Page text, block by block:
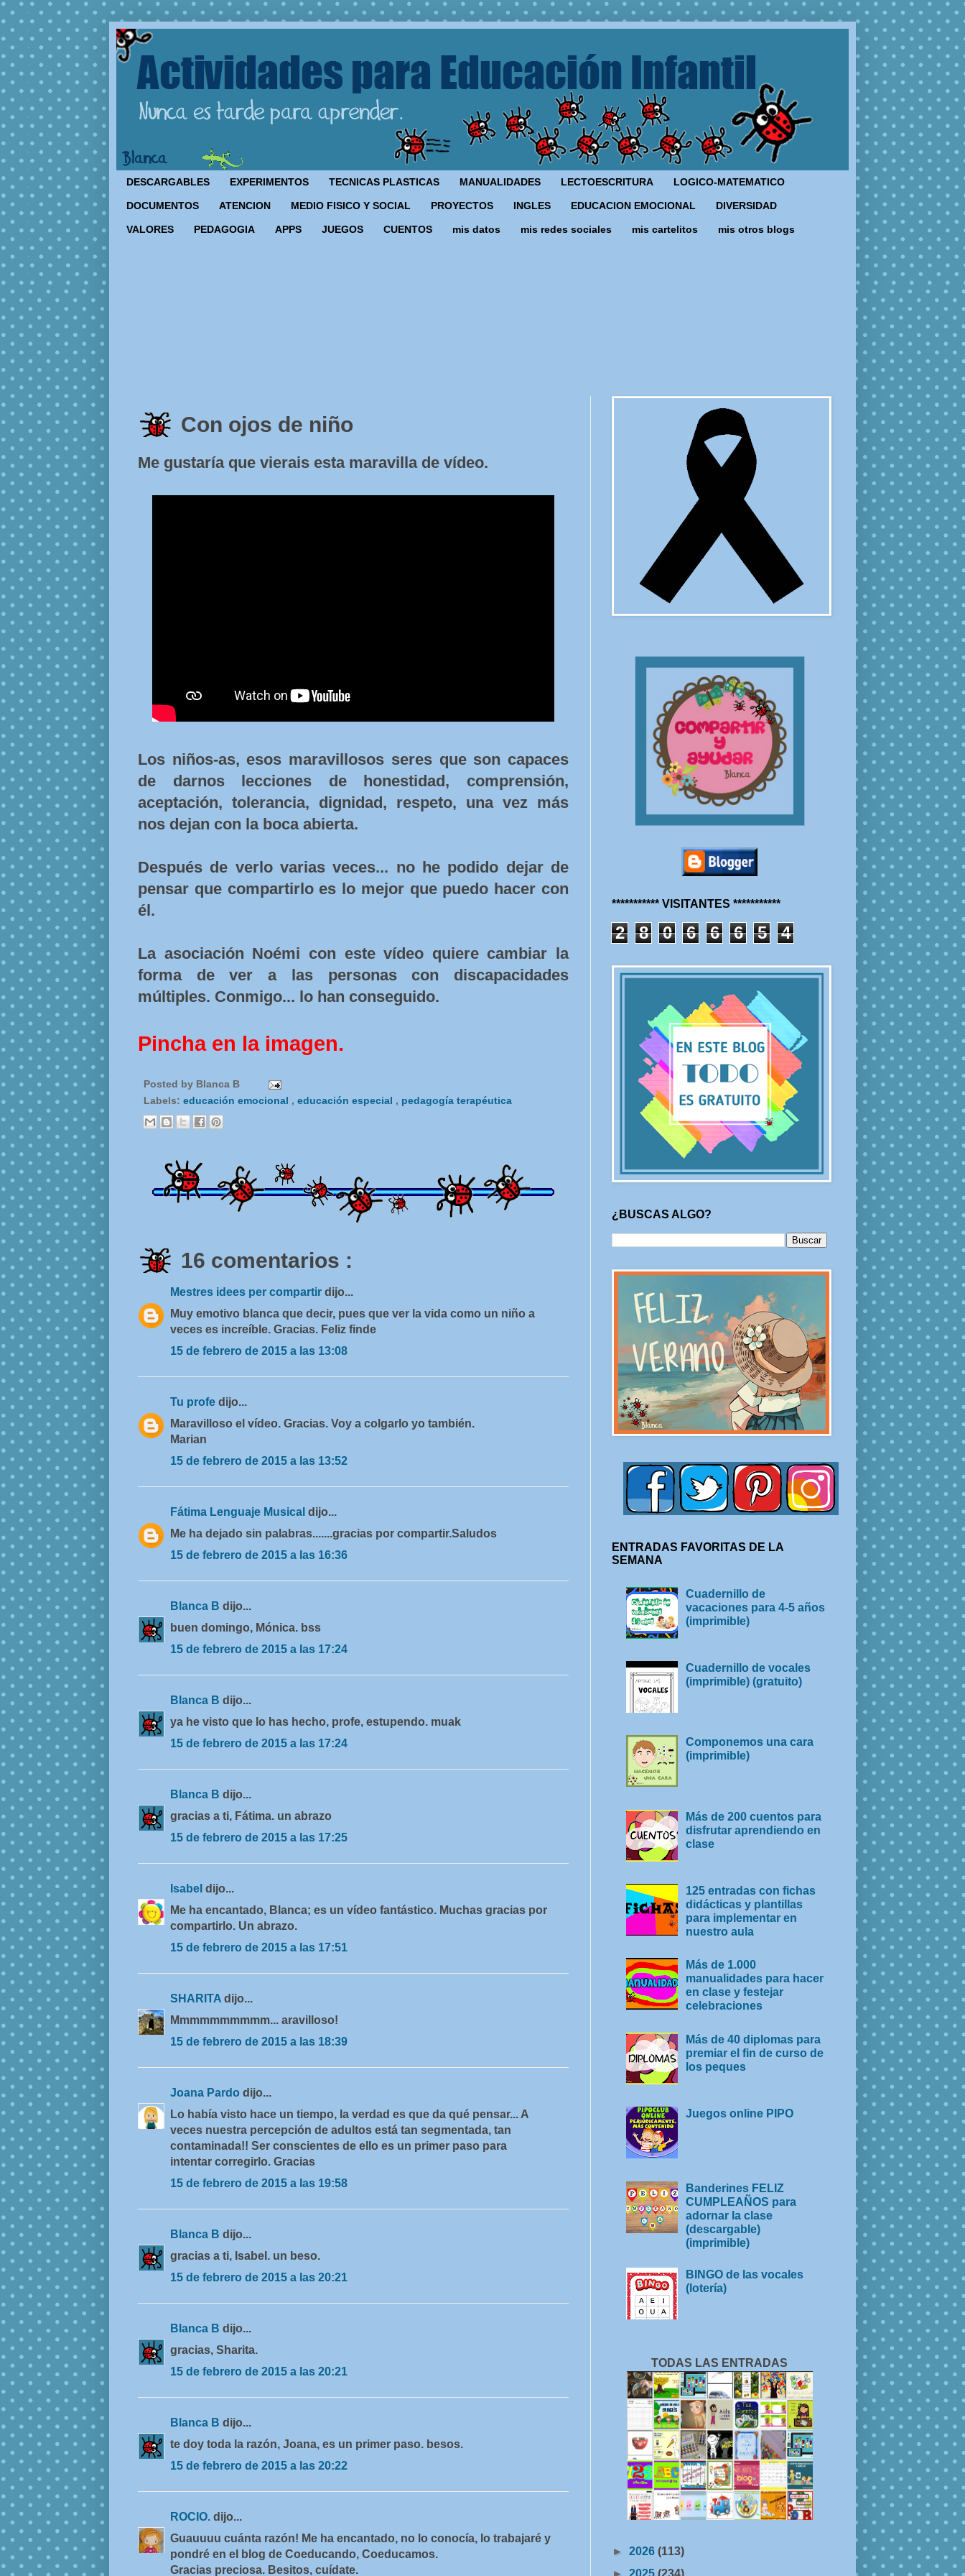
DESCARGABLES EXPERIMENTOS TECNICAS PLASTICAS MANUALIDADES LECTOESCRITURA LOGICO-MATEMATICO
DOCUMENTOS ATENCION MEDIO FISICO Y SOCIAL PROYECTOS INGLES EDUCACION EMOCIONAL DIVERSIDAD
VALORES PEDAGOGIA APPS JUEGOS CUENTOS mis datos mis redes sociales mis cartelitos mis otros blogs
Con ojos de niño
Me gustaría que vierais esta maravilla de vídeo.
Los niños-as, esos maravillosos seres que son capaces
de darnos lecciones de honestidad, comprensión,
aceptación, tolerancia, dignidad, respeto, una vez más
nos dejan con la boca abierta.
Después de verlo varias veces... no he podido dejar de
pensar que compartirlo es lo mejor que puedo hacer con
él.
La asociación Noémi con este vídeo quiere cambiar la
forma de ver a las personas con discapacidades
múltiples. Conmigo... lo han conseguido.
Pincha en la imagen.
Posted by Blanca B
Labels: educación emocional , educación especial , pedagogía terapéutica
16 comentarios :
Mestres idees per compartir dijo...
Muy emotivo blanca que decir, pues que ver la vida como un niño a
veces es increíble. Gracias. Feliz finde
15 de febrero de 2015 a las 13:08
Tu profe dijo...
Maravilloso el vídeo. Gracias. Voy a colgarlo yo también.
Marian
15 de febrero de 2015 a las 13:52
Fátima Lenguaje Musical dijo...
Me ha dejado sin palabras.......gracias por compartir.Saludos
15 de febrero de 2015 a las 16:36
Blanca B dijo...
buen domingo, Mónica. bss
15 de febrero de 2015 a las 17:24
Blanca B dijo...
ya he visto que lo has hecho, profe, estupendo. muak
15 de febrero de 2015 a las 17:24
Blanca B dijo...
gracias a ti, Fátima. un abrazo
15 de febrero de 2015 a las 17:25
Isabel dijo...
Me ha encantado, Blanca; es un vídeo fantástico. Muchas gracias por
compartirlo. Un abrazo.
15 de febrero de 2015 a las 17:51
SHARITA dijo...
Mmmmmmmmmm... aravilloso!
15 de febrero de 2015 a las 18:39
Joana Pardo dijo...
Lo había visto hace un tiempo, la verdad es que da qué pensar... A
veces nuestra percepción de adultos está tan segmentada, tan
contaminada!! Ser conscientes de ello es un primer paso para
intentar corregirlo. Gracias
15 de febrero de 2015 a las 19:58
Blanca B dijo...
gracias a ti, Isabel. un beso.
15 de febrero de 2015 a las 20:21
Blanca B dijo...
gracias, Sharita.
15 de febrero de 2015 a las 20:21
Blanca B dijo...
te doy toda la razón, Joana, es un primer paso. besos.
15 de febrero de 2015 a las 20:22
ROCIO. dijo...
Guauuuu cuánta razón! Me ha encantado, no lo conocía, lo trabajaré y
pondré en el blog de Coeducando, Coeducamos.
Gracias preciosa. Besitos, cuídate.
*********** VISITANTES ***********
2 8 0 6 6 6 5 4
¿BUSCAS ALGO?
ENTRADAS FAVORITAS DE LA
SEMANA
Cuadernillo de
vacaciones para 4-5 años
(imprimible)
Cuadernillo de vocales
(imprimible) (gratuito)
Componemos una cara
(imprimible)
Más de 200 cuentos para
disfrutar aprendiendo en
clase
125 entradas con fichas
didácticas y plantillas
para implementar en
nuestro aula
Más de 1.000
manualidades para hacer
en clase y festejar
celebraciones
Más de 40 diplomas para
premiar el fin de curso de
los peques
Juegos online PIPO
Banderines FELIZ
CUMPLEAÑOS para
adornar la clase
(descargable)
(imprimible)
BINGO de las vocales
(lotería)
TODAS LAS ENTRADAS
► 2026 (113)